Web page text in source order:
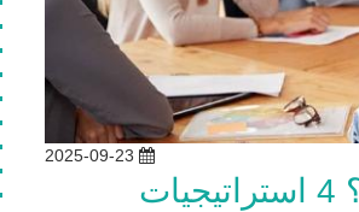
2025-09-23
كيف تجعل برامج التدريب أكثر شمولاً وفعالية؟ 4 استراتيجيات